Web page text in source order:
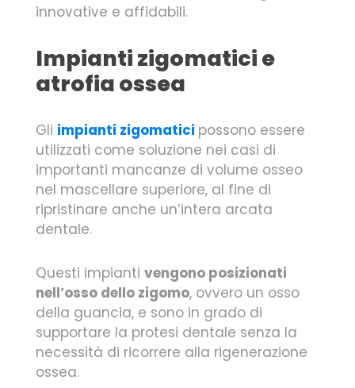
innovative e affidabili.
Impianti zigomatici e
atrofia ossea
Gli impianti zigomatici possono essere
utilizzati come soluzione nei casi di
importanti mancanze di volume osseo
nel mascellare superiore, al fine di
ripristinare anche un’intera arcata
dentale.
Questi impianti vengono posizionati
nell’osso dello zigomo, ovvero un osso
della guancia, e sono in grado di
supportare la protesi dentale senza la
necessità di ricorrere alla rigenerazione
ossea.